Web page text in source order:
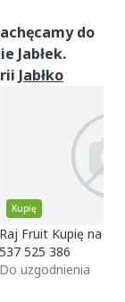
do
Jabłek.
Jabłko
Kupię
Raj Fruit Kupię na sortowanie Ligol Tel
537 525 386
Do uzgodnienia